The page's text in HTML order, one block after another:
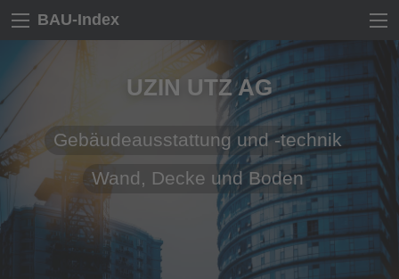
BAU-Index
UZIN UTZ AG
Gebäudeausstattung und -technik
Wand, Decke und Boden